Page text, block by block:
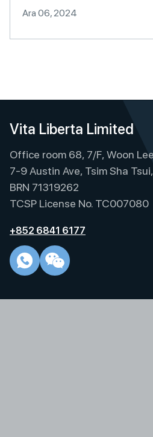
Ara 06, 2024
Vita Liberta Limited
Office room 68, 7/F, Woon
7-9 Austin Ave, Tsim Sha
BRN 71319262
TCSP License No. TC007080
+852 6841 6177